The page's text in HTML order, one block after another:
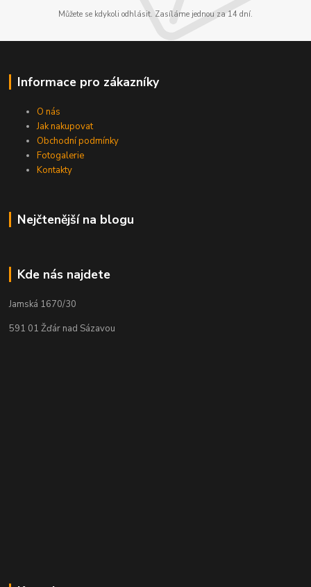
Můžete se kdykoli odhlásit. Zasíláme jednou za 14 dní.
Informace pro zákazníky
O nás
Jak nakupovat
Obchodní podmínky
Fotogalerie
Kontakty
Nejčtenější na blogu
Kde nás najdete
Jamská 1670/30
591 01 Žďár nad Sázavou